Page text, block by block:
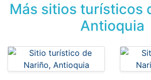
Más sitios turísticos
Antioquia